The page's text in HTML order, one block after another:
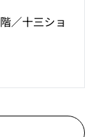
／十三ショ